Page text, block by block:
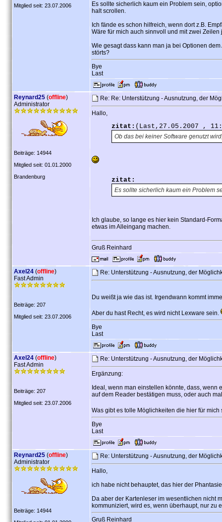
Mitglied seit: 23.07.2006
Es sollte sicherlich kaum ein Problem sein,
halt scrollen.
Ich fände es schon hilfreich, wenn dort z.B.
Wäre für mich auch sinnvoll und mit zwei
Wie gesagt dass kann man ja bei Optionen
störts?
Bye
Last
Reynard25 (offline)
Administrator
Beiträge: 14944
Mitglied seit: 01.01.2000
Brandenburg
Re: Re: Unterstützung - Ausnutzung, der
Hallo,
zitat: (Last,27.05.2007 ,
Ob das bei keiner Software genutzt
zitat:
Es sollte sicherlich kaum ein Problem
Ich glaube, so lange es hier kein Standard-
etwas im Alleingang machen.
Gruß Reinhard
Axel24 (offline)
Fast Admin
Beiträge: 207
Mitglied seit: 23.07.2006
Re: Unterstützung - Ausnutzung, der
Du weißt ja wie das ist. Irgendwann kommt
Aber du hast Recht, es wird nicht Lexware sein.
Bye
Last
Axel24 (offline)
Fast Admin
Beiträge: 207
Mitglied seit: 23.07.2006
Re: Unterstützung - Ausnutzung, der
Ergänzung:
Ideal, wenn man einstellen könnte, dass,
auf dem Reader bestätigen muss, oder auch
Was gibt es tolle Möglichkeiten die hier für
Bye
Last
Reynard25 (offline)
Administrator
Beiträge: 14944
Re: Unterstützung - Ausnutzung, der
Hallo,
ich habe nicht behauptet, das hier der
Da aber der Kartenleser im wesentlichen nicht
kommuniziert, wird es, wenn überhaupt, nur zu
Gruß Reinhard